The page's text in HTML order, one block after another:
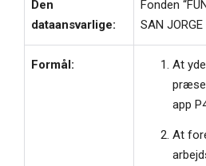
Den
dataansvarlige:
Fonden
SAN JORGE
Formål:
At
app
At